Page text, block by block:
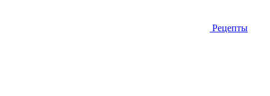
Рецепты